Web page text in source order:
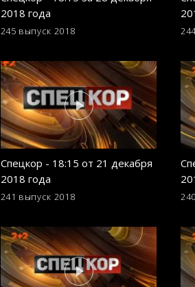
2018 года
245 выпуск 2018
Спецкор - 18:15 от 21 декабря
2018 года
241 выпуск 2018